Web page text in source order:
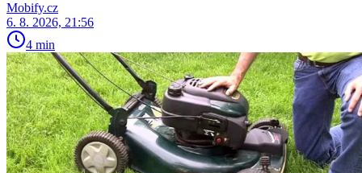
Mobify.cz
6. 8. 2026, 21:56
4 min